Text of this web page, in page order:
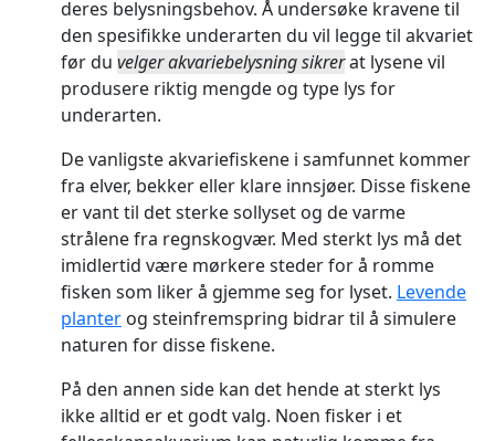
deres belysningsbehov. Å undersøke kravene til
den spesifikke underarten du vil legge til akvariet
før du velger akvariebelysning sikrerat lysene vil
produsere riktig mengde og type lys for
underarten.
De vanligste akvariefiskene i samfunnet kommer
fra elver, bekker eller klare innsjøer. Disse fiskene
er vant til det sterke sollyset og de varme
strålene fra regnskogvær. Med sterkt lys må det
imidlertid være mørkere steder for å romme
fisken som liker å gjemme seg for lyset. Levende
planter og steinfremspring bidrar til å simulere
naturen for disse fiskene.
På den annen side kan det hende at sterkt lys
ikke alltid er et godt valg. Noen fisker i et